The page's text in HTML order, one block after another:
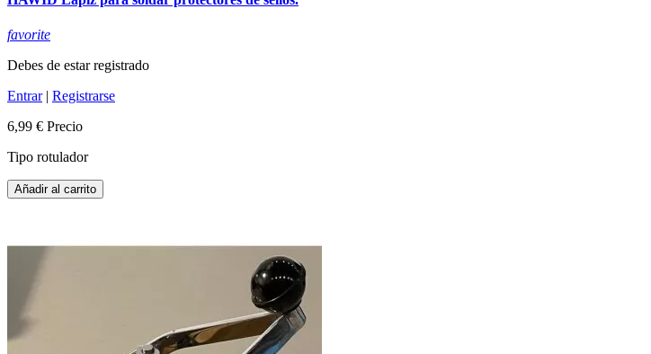
favorite
Debes de estar registrado
Entrar| Registrarse
6,99 € Precio
Tipo rotulador
Añadir al carrito